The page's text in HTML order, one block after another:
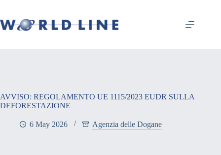
AVVISO: REGOLAMENTO UE 1115/2023 EUDR SULLA
DEFORESTAZIONE
6 May 2026 Agenzia delle Dogane